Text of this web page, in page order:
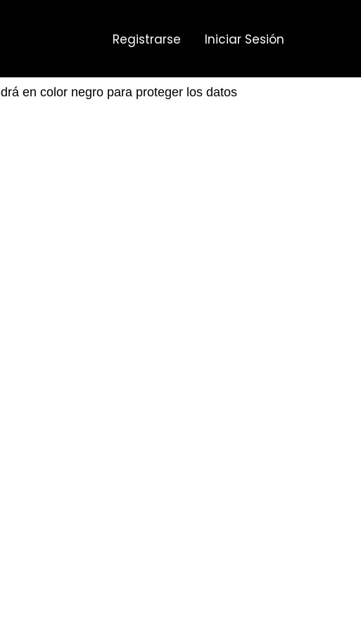
Registrarse Iniciar Sesión
en color negro para proteger los datos